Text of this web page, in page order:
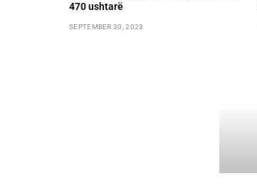
470 ushtarë
SEPTEMBER 30, 2023